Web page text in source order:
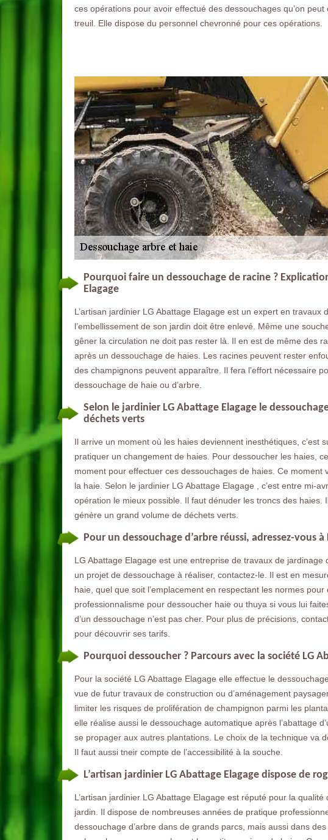
ces opérations pour avoir effectué des dessouchages qu’on
treuil. Elle dispose du personnel chevronné pour ces opérations.
Pourquoi faire un dessouchage de racine ?
Elagage
L’artisan jardinier LG Abattage Elagage est un expert en travaux
l’embellissement de son jardin doit être enlevé. Même une
gêner la circulation ne doit pas rester là. Il en est de même des
après un dessouchage de haies. Les racines peuvent rester
des champignons peuvent apparaître. Il fera l’effort nécessaire
dessouchage de haie ou d’arbre.
Selon le jardinier LG Abattage Elagage le
déchets verts
Il arrive un moment où les haies deviennent inesthétiques, c’est
pratiquer un changement de haies. Pour dessoucher les haies,
moment pour effectuer ces dessouchages de haies. Ce moment
la haie. Selon le jardinier LG Abattage Elagage , c’est entre mi-
opération le mieux possible. Il faut dénuder les troncs des
génère un grand volume de déchets verts.
Pour un dessouchage d’arbre réussi, adressez-vous
LG Abattage Elagage est une entreprise de travaux de
un projet de dessouchage à réaliser, contactez-le. Il est en
haie, quel que soit l’emplacement en respectant les normes
professionnalisme pour dessoucher haie ou thuya si vous lui
d’un dessouchage n’est pas cher. Pour plus de précisions,
pour découvrir ses tarifs.
Pourquoi dessoucher ? Parcours avec la société LG
Pour la société LG Abattage Elagage elle effectue le
vue de futur travaux de construction ou d’aménagement
limiter les risques de prolifération de champignon parmi les
elle réalise aussi le dessouchage automatique après l’abattage
se propager aux autres plantations. Le choix de la technique va
Il faut aussi tneir compte de l’accessibilité à la souche.
L’artisan jardinier LG Abattage Elagage dispose de
L’artisan jardinier LG Abattage Elagage est réputé pour la
jardin. Il dispose de nombreuses années de pratique
dessouchage d’arbre dans de grands parcs, mais aussi dans